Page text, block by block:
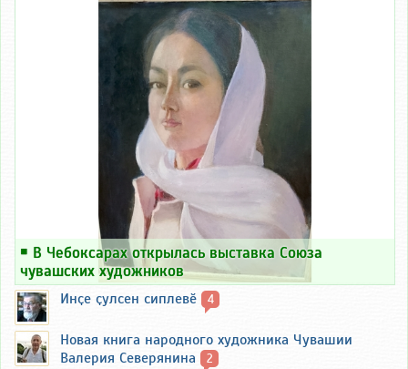
￭ В Чебоксарах открылась выставка Союза
чувашских художников
Инҫе ҫулсен сиплевӗ 4
Новая книга народного художника Чувашии
Валерия Северянина
2